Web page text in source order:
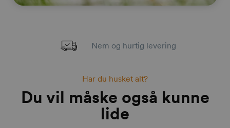
Nem og hurtig levering
Har du husket alt?
Du vil måske også kunne
lide